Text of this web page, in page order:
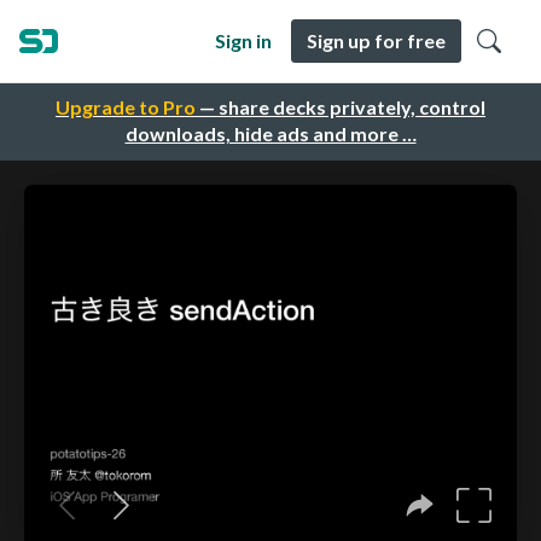
Upgrade to Pro — share decks privately, control
downloads, hide ads and more …
Sign in Sign up for free